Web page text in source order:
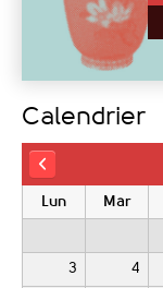
Calendrier
Lun Mar
3 4